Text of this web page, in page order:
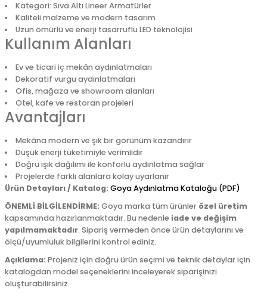
Kategori: Sıva Altı Lineer Armatürler
Kaliteli malzeme ve modern tasarım
Uzun ömürlü ve enerji tasarruflu LED teknolojisi
Kullanım Alanları
Ev ve ticari iç mekân aydınlatmaları
Dekoratif vurgu aydınlatmaları
Ofis, mağaza ve showroom alanları
Otel, kafe ve restoran projeleri
Avantajları
Mekâna modern ve şık bir görünüm kazandırır
Düşük enerji tüketimiyle verimlidir
Doğru ışık dağılımı ile konforlu aydınlatma sağlar
Projelerde farklı alanlara kolay uyarlanır
Ürün Detayları / Katalog: Goya Aydınlatma Kataloğu (PDF)
ÖNEMLİ BİLGİLENDİRME: Goya marka tüm ürünler özel üretim
kapsamında hazırlanmaktadır. Bu nedenle iade ve değişim
yapılmamaktadır. Sipariş vermeden önce ürün detaylarını ve
ölçü/uyumluluk bilgilerini kontrol ediniz.
Açıklama: Projeniz için doğru ürün seçimi ve teknik detaylar için
katalogdan model seçeneklerini inceleyerek siparişinizi
oluşturabilirsiniz.